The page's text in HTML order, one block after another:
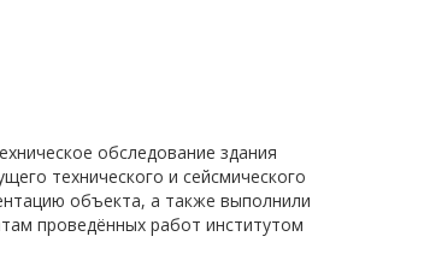
обследование здания
технического и сейсмического
объекта, а также выполнили
проведённых работ институтом